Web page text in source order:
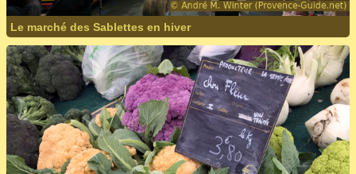
Le marché des Sablettes en hiver